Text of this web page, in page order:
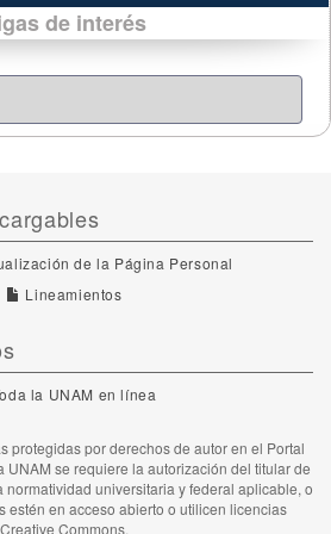
de interés
de la Página Personal
Lineamientos
la UNAM en línea
protegidas por derechos de autor en el Portal
UNAM se requiere la autorización del titular de
normatividad universitaria y federal aplicable, o
estén en acceso abierto o utilicen licencias
Creative Commons.